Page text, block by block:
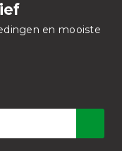
en mooiste